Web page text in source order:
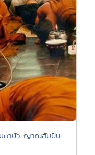
หาบัว ญาณสัมปัน